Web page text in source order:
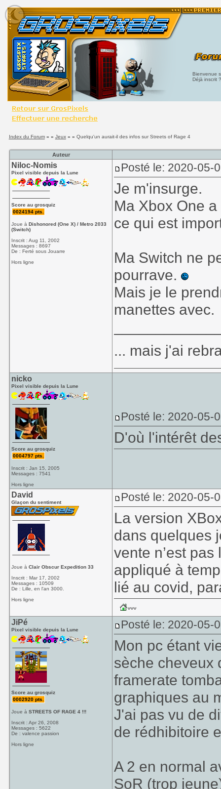
Bienvenue
Déjà inscrit
Index du Forum» » Jeux» » Quelqu'un aurait-il des infos sur Streets of Rage 4
Auteur
Niloc-Nomis
Pixel visible depuis la Lune
Score au grosquiz
0024194 pts.
Joue àDishonored (One X) / Metro 2033
(Switch)
Inscrit : Aug 11, 2002
Messages : 8697
De : Ferté sous Jouarre
Hors ligne
Posté le: 2020-05-
Je m'insurge.
Ma Xbox One
ce qui est
Ma Switch ne
pourrave.
Mais je le
manettes avec.
... mais j'ai
nicko
Pixel visible depuis la Lune
Score au grosquiz
0004797 pts.
Inscrit : Jan 15, 2005
Messages : 7541
Hors ligne
Posté le: 2020-05-
D'où l'intérêt
David
Glaçon du sentiment
Joue àClair Obscur Expedition 33
Inscrit : Mar 17, 2002
Messages : 10509
De : Lille, en l'an 3000.
Hors ligne
Posté le: 2020-05-
La version
dans quelques
vente n’est
appliqué à
lié au covid,
JiPé
Pixel visible depuis la Lune
Score au grosquiz
0002920 pts.
Joue àSTREETS OF RAGE 4 !!!
Inscrit : Apr 26, 2008
Messages : 5622
De : valence passion
Hors ligne
Posté le: 2020-05-
Mon pc étant
sèche cheveux
framerate
graphiques au
J'ai pas vu de
de rédhibitoire
A 2 en normal
SoR (trop